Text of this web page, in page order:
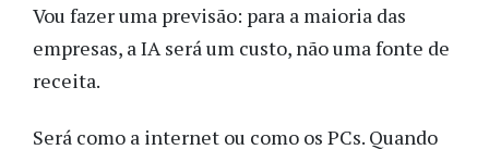
Vou fazer uma previsão: para a maioria das
empresas, a IA será um custo, não uma fonte de
receita.
Será como a internet ou como os PCs. Quando